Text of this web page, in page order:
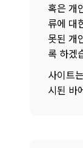
혹은 개
류에 대
못된 개
록 하겠
사이트
시된 바